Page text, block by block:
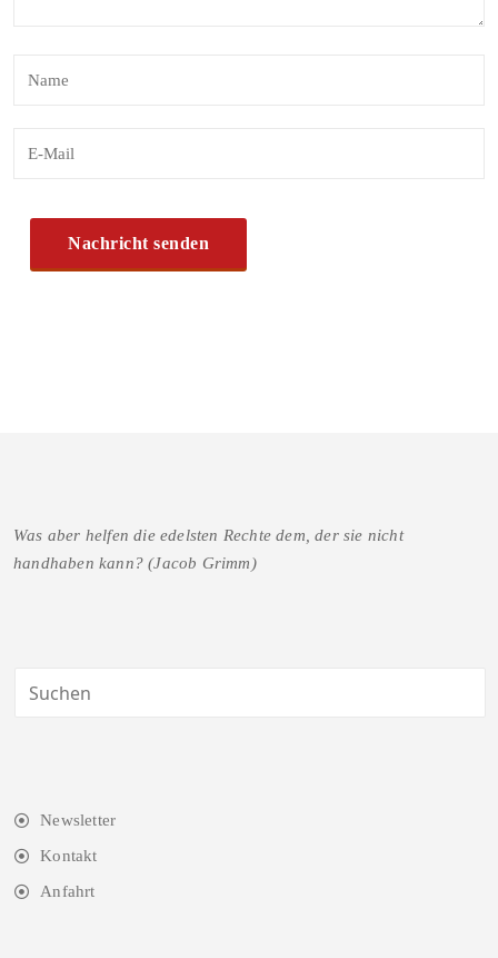
Was aber helfen die edelsten Rechte dem, der sie nicht
handhaben kann? (Jacob Grimm)
Newsletter
Kontakt
Anfahrt